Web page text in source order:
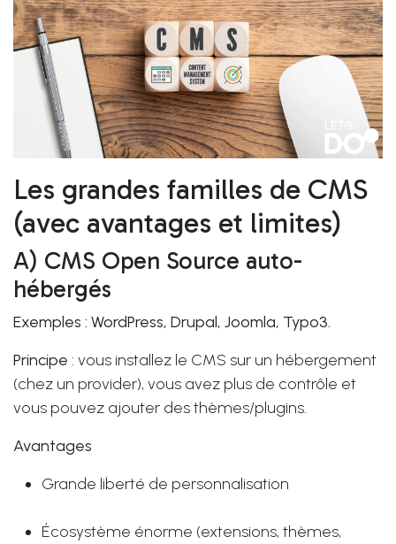
Les grandes familles de CMS
(avec avantages et limites)
A) CMS Open Source auto-
hébergés
Exemples : WordPress, Drupal, Joomla, Typo3.
Principe : vous installez le CMS sur un hébergement
(chez un provider), vous avez plus de contrôle et
vous pouvez ajouter des thèmes/plugins.
Avantages
Grande liberté de personnalisation
Écosystème énorme (extensions, thèmes,